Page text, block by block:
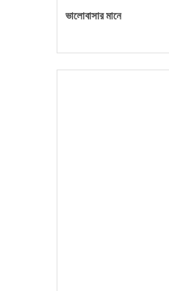
ভালোবাসার মানে